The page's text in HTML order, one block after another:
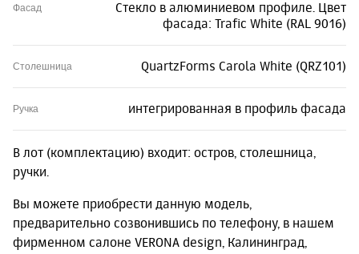
Фасад
Стекло в алюминиевом профиле. Цвет
фасада: Trafic White (RAL 9016)
Столешница QuartzForms Carola White (QRZ101)
Ручка интегрированная в профиль фасада
В лот (комплектацию) входит: остров, столешница,
ручки.
Вы можете приобрести данную модель,
предварительно созвонившись по телефону, в нашем
фирменном салоне VERONA design, Калининград,